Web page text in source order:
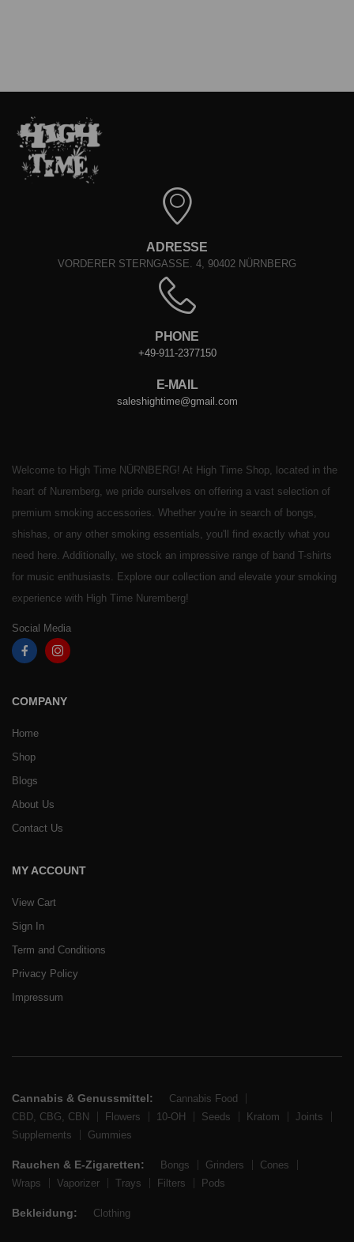
ADRESSE
VORDERER STERNGASSE. 4, 90402 NÜRNBERG
PHONE
+49-911-2377150
E-MAIL
saleshightime@gmail.com
Welcome to High Time NÜRNBERG! At High Time Shop, located in the
heart of Nuremberg, we pride ourselves on offering a vast selection of
premium smoking accessories. Whether you're in search of bongs,
shishas, or any other smoking essentials, you'll find exactly what you
need here. Additionally, we stock an impressive range of band T-shirts
for music enthusiasts. Explore our collection and elevate your smoking
experience with High Time Nuremberg!
Social Media
COMPANY
Home
Shop
Blogs
About Us
Contact Us
MY ACCOUNT
View Cart
Sign In
Term and Conditions
Privacy Policy
Impressum
Cannabis & Genussmittel:
Cannabis Food
CBD, CBG, CBN
Flowers 10-OH Seeds Kratom
Joints
Supplements
Gummies
Rauchen & E-Zigaretten: Bongs Grinders
Cones
Wraps
Vaporizer Trays Filters Pods
Bekleidung: Clothing